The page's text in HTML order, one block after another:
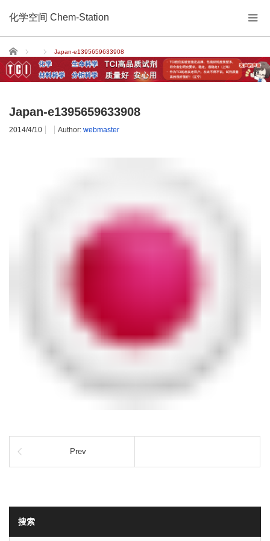
化学空间 Chem-Station
Home Japan-e1395659633908
Japan-e1395659633908
2014/4/10 Author: webmaster
Prev
搜索